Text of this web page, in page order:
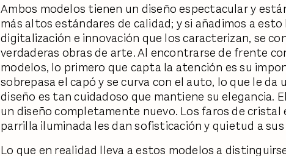
Ambos modelos tienen un diseño espectacular y
más altos estándares de calidad; y si añadimos a
digitalización e innovación que los caracterizan, se
verdaderas obras de arte. Al encontrarse de frente
modelos, lo primero que capta la atención es su
sobrepasa el capó y se curva con el auto, lo que le da
diseño es tan cuidadoso que mantiene su elegancia.
un diseño completamente nuevo. Los faros de cristal
parrilla iluminada les dan sofisticación y quietud a
Lo que en realidad lleva a estos modelos a